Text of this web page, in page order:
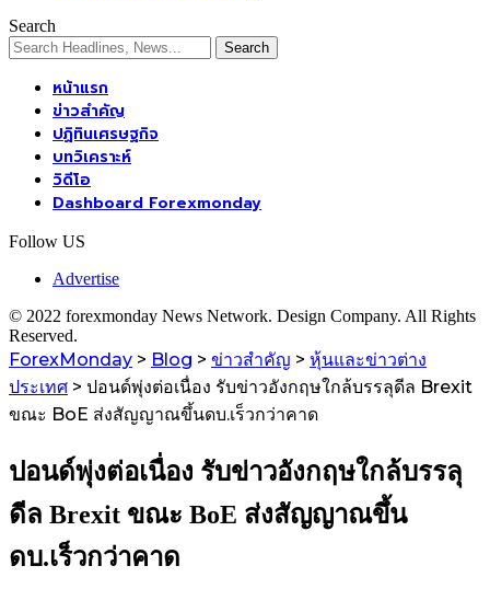
Search
หน้าแรก
ข่าวสำคัญ
ปฏิทินเศรษฐกิจ
บทวิเคราะห์
วิดีโอ
Dashboard Forexmonday
Follow US
Advertise
© 2022 forexmonday News Network. Design Company. All Rights
Reserved.
ForexMonday > Blog > ข่าวสำคัญ > หุ้นและข่าวต่าง
ประเทศ > ปอนด์พุ่งต่อเนื่อง รับข่าวอังกฤษใกล้บรรลุดีล Brexit
ขณะ BoE ส่งสัญญาณขึ้นดบ.เร็วกว่าคาด
ปอนด์พุ่งต่อเนื่อง รับข่าวอังกฤษใกล้บรรลุ
ดีล Brexit ขณะ BoE ส่งสัญญาณขึ้น
ดบ.เร็วกว่าคาด